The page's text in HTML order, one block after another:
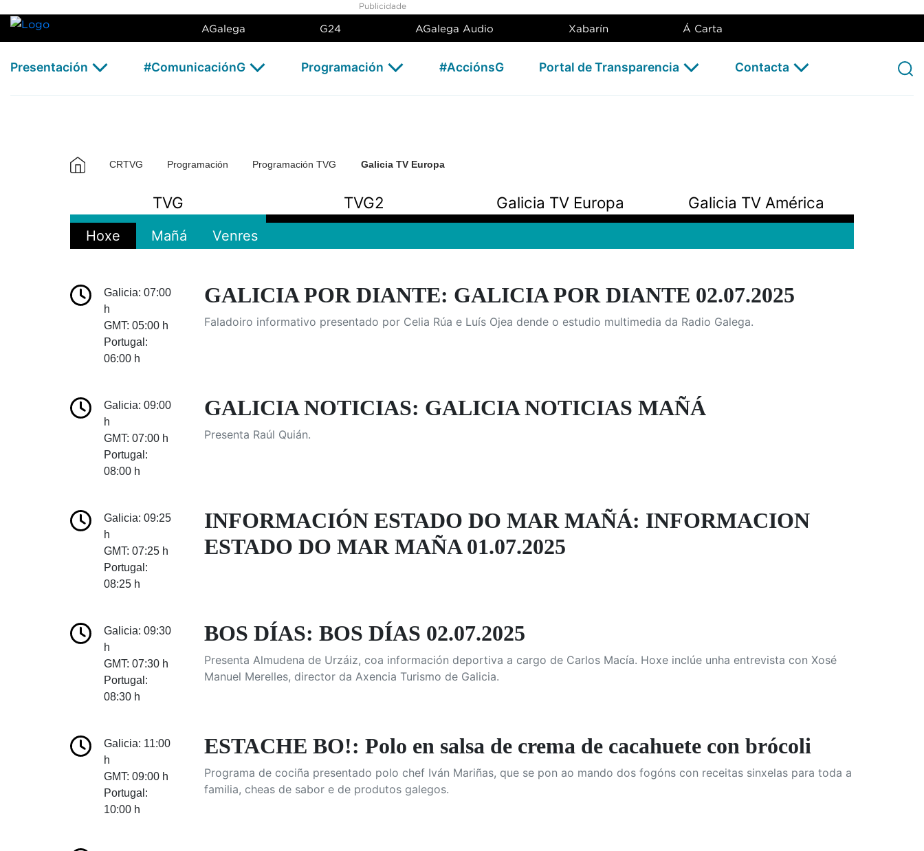
Skip to Main Content
Galicia TV Europa - CRTVG Publicidade
AGalega G24 AGalega Audio Xabarín Á Carta
Presentación #ComunicaciónG Programación #AcciónsG Portal de Transparencia Contacta
CRTVG Programación Programación TVG Galicia TV Europa
TVG TVG2 Galicia TV Europa Galicia TV América
Hoxe Mañá Venres
Galicia: 07:00
h
GMT: 05:00 h
Portugal:
06:00 h
GALICIA POR DIANTE: GALICIA POR DIANTE 02.07.2025
Faladoiro informativo presentado por Celia Rúa e Luís Ojea dende o estudio multimedia da Radio Galega.
Galicia: 09:00
h
GMT: 07:00 h
Portugal:
08:00 h
GALICIA NOTICIAS: GALICIA NOTICIAS MAÑÁ
Presenta Raúl Quián.
Galicia: 09:25
h
GMT: 07:25 h
Portugal:
08:25 h
INFORMACIÓN ESTADO DO MAR MAÑÁ: INFORMACION
ESTADO DO MAR MAÑA 01.07.2025
Galicia: 09:30
h
GMT: 07:30 h
Portugal:
08:30 h
BOS DÍAS: BOS DÍAS 02.07.2025
Presenta Almudena de Urzáiz, coa información deportiva a cargo de Carlos Macía. Hoxe inclúe unha entrevista con Xosé
Manuel Merelles, director da Axencia Turismo de Galicia.
Galicia: 11:00
h
GMT: 09:00 h
Portugal:
10:00 h
ESTACHE BO!: Polo en salsa de crema de cacahuete con brócoli
Programa de cociña presentado polo chef Iván Mariñas, que se pon ao mando dos fogóns con receitas sinxelas para toda a
familia, cheas de sabor e de produtos galegos.